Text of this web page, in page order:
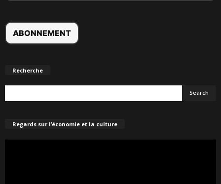
Recherche
Regards sur l’économie et la culture